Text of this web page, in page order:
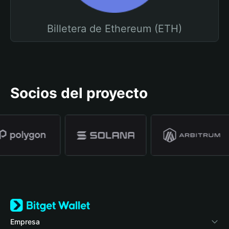
Billetera de Ethereum (ETH)
Socios del proyecto
Empresa